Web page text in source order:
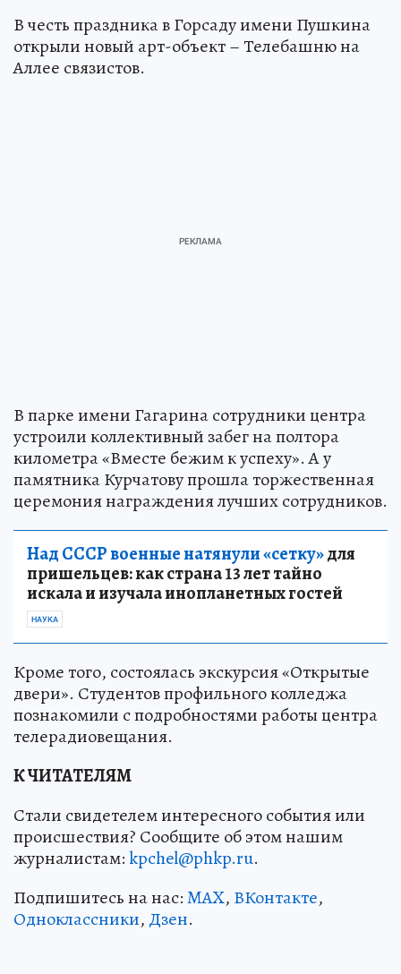
В честь праздника в Горсаду имени Пушкина
открыли новый арт-объект – Телебашню на
Аллее связистов.
В парке имени Гагарина сотрудники центра
устроили коллективный забег на полтора
километра «Вместе бежим к успеху». А у
памятника Курчатову прошла торжественная
церемония награждения лучших сотрудников.
Над СССР военные натянули «сетку»для
пришельцев: как страна 13 лет тайно
искала и изучала инопланетных гостей
НАУКА
Кроме того, состоялась экскурсия «Открытые
двери». Студентов профильного колледжа
познакомили с подробностями работы центра
телерадиовещания.
К ЧИТАТЕЛЯМ
Стали свидетелем интересного события или
происшествия? Сообщите об этом нашим
журналистам:kpchel@phkp.ru.
Подпишитесь на нас:MAX, ВКонтакте,
Одноклассники, Дзен.